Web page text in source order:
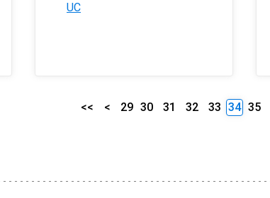
UC
<< < 29 30 31 32 33 34 35